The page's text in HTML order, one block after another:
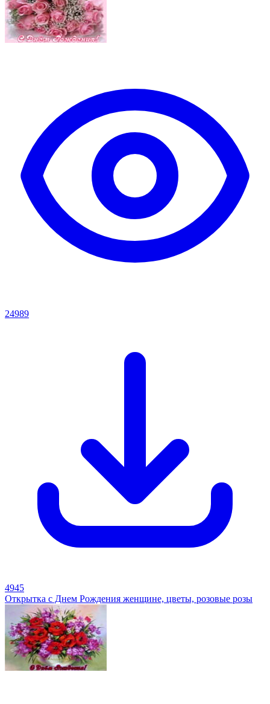
24989
4945
Открытка с Днем Рождения женщине, цветы, розовые розы